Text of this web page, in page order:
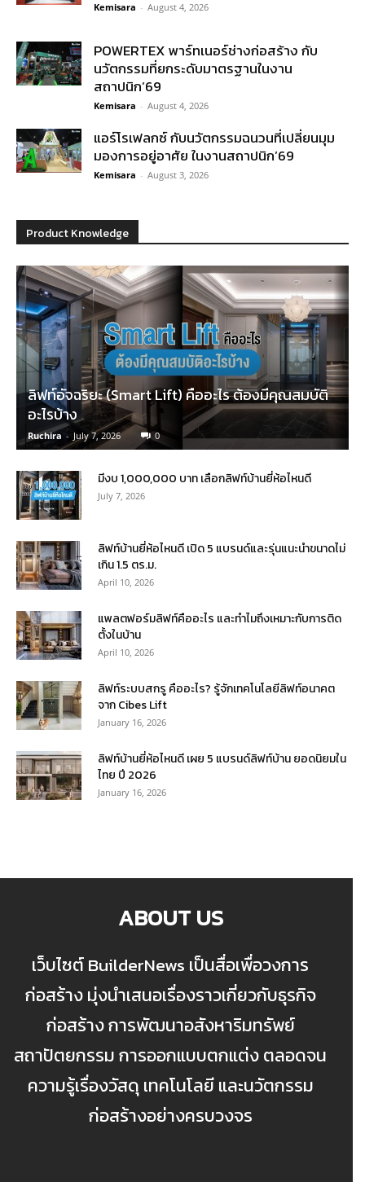
Kemisara - August 4, 2026
POWERTEX พาร์ทเนอร์ช่างก่อสร้าง กับ
นวัตกรรมที่ยกระดับมาตรฐานในงาน
สถาปนิก’69
Kemisara - August 4, 2026
แอร์โรเฟลกซ์ กับนวัตกรรมฉนวนที่เปลี่ยนมุม
มองการอยู่อาศัย ในงานสถาปนิก’69
Kemisara - August 3, 2026
Product Knowledge
ลิฟท์อัจฉริยะ (Smart Lift) คืออะไร ต้องมีคุณสมบัติ
อะไรบ้าง
Ruchira - July 7, 2026 0
มีงบ 1,000,000 บาท เลือกลิฟท์บ้านยี่ห้อไหนดี
July 7, 2026
ลิฟท์บ้านยี่ห้อไหนดี เปิด 5 แบรนด์และรุ่นแนะนำขนาดไม่
เกิน 1.5 ตร.ม.
April 10, 2026
แพลตฟอร์มลิฟท์คืออะไร และทำไมถึงเหมาะกับการติด
ตั้งในบ้าน
April 10, 2026
ลิฟท์ระบบสกรู คืออะไร? รู้จักเทคโนโลยีลิฟท์อนาคต
จาก Cibes Lift
January 16, 2026
ลิฟท์บ้านยี่ห้อไหนดี เผย 5 แบรนด์ลิฟท์บ้าน ยอดนิยมใน
ไทย ปี 2026
January 16, 2026
ABOUT US
เว็บไซต์ BuilderNews เป็นสื่อเพื่อวงการ
ก่อสร้าง มุ่งนำเสนอเรื่องราวเกี่ยวกับธุรกิจ
ก่อสร้าง การพัฒนาอสังหาริมทรัพย์
สถาปัตยกรรม การออกแบบตกแต่ง ตลอดจน
ความรู้เรื่องวัสดุ เทคโนโลยี และนวัตกรรม
ก่อสร้างอย่างครบวงจร